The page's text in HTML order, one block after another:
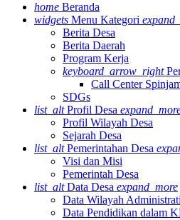
home Beranda
widgets Menu Kategori
Berita Desa
Berita Daerah
Program Kerja
keyboard_arrow_right
Call Center
SDGs
list_alt Profil Desa
Profil Wilayah Desa
Sejarah Desa
list_alt Pemerintahan Desa
Visi dan Misi
Pemerintah Desa
list_alt Data Desa expand_more
Data Wilayah
Data Pendidikan dalam